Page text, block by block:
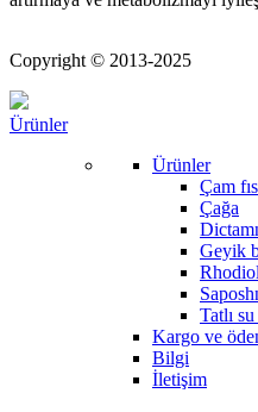
Copyright © 2013-2025
Ürünler
Ürünler
Çam
Çağa
Geyik
Tatlı
Kargo ve
Bilgi
İletişim